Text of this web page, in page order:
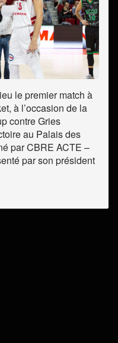
le premier match à
à l’occasion de la
contre Gries
au Palais des
par CBRE ACTE –
par son président